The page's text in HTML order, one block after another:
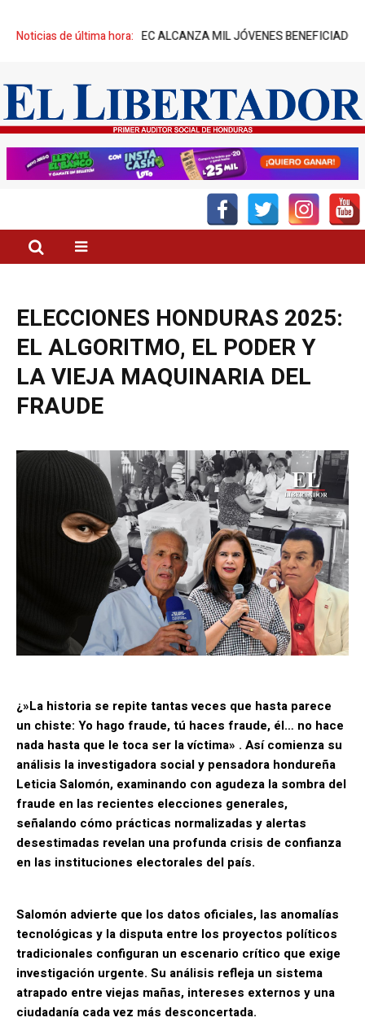
Noticias de última hora:
UNITEC ALCANZA MIL JÓVENES BENEFICIADOS ¡INSÓLITO!
ELECCIONES HONDURAS 2025:
EL ALGORITMO, EL PODER Y
LA VIEJA MAQUINARIA DEL
FRAUDE
¿»La historia se repite tantas veces que hasta parece
un chiste: Yo hago fraude, tú haces fraude, él… no hace
nada hasta que le toca ser la víctima» . Así comienza su
análisis la investigadora social y pensadora hondureña
Leticia Salomón, examinando con agudeza la sombra del
fraude en las recientes elecciones generales,
señalando cómo prácticas normalizadas y alertas
desestimadas revelan una profunda crisis de confianza
en las instituciones electorales del país.
Salomón advierte que los datos oficiales, las anomalías
tecnológicas y la disputa entre los proyectos políticos
tradicionales configuran un escenario crítico que exige
investigación urgente. Su análisis refleja un sistema
atrapado entre viejas mañas, intereses externos y una
ciudadanía cada vez más desconcertada.